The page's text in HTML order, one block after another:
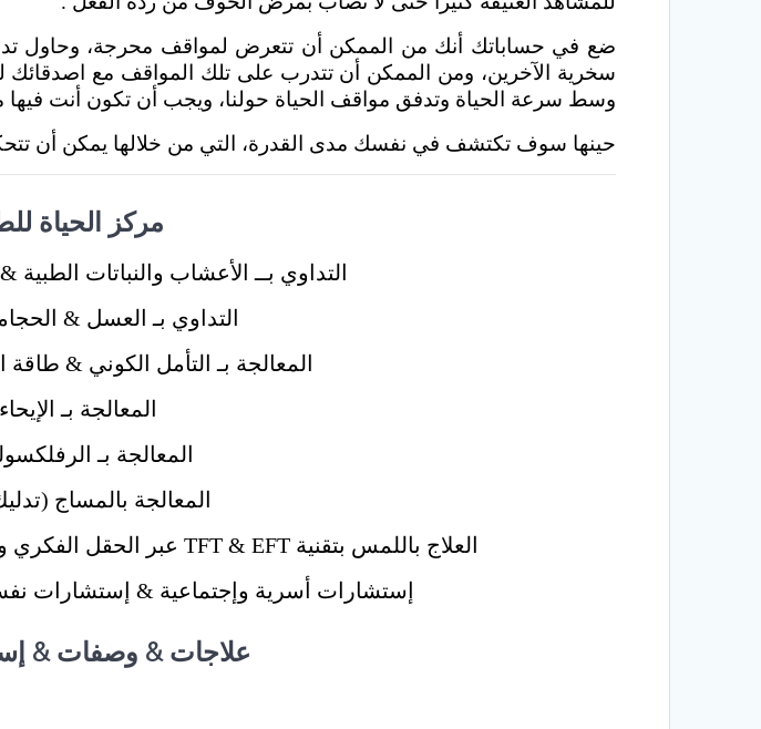
ضع في حساباتك أنك من الممكن أن تتعرض لمواقف محرجة، وحاول
سخرية الآخرين، ومن الممكن أن تتدرب على تلك المواقف مع اصدقائك
وسط سرعة الحياة وتدفق مواقف الحياة حولنا، ويجب أن تكون أنت
حينها سوف تكتشف في نفسك مدى القدرة، التي من خلالها يمكن أن
مركز الحياة
التداوي بــ الأعشاب والنباتات
التداوي بـ العسل &
المعالجة بـ التأمل الكوني &
المعالجة بـ
المعالجة بـ
المعالجة بالمساج
العلاج باللمس بتقنية TFT & EFT عبر الحقل الفكري وإزالة المشاعر السلبية والعلاج من خلال طاقة اليد
إستشارات أسرية وإجتماعية & إستشارات
علاجات & وصفات &